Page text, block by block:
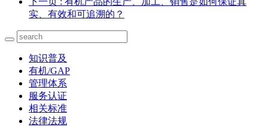
实、有效和可追溯的？
知识普及
有机/GAP
管理体系
服务认证
相关标准
法律法规